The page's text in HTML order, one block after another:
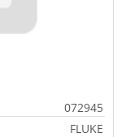
072945
FLUKE